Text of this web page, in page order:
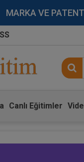
MARKA VE
Canlı Eğitimler